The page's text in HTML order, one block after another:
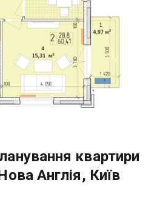
квартири
Англія, Київ